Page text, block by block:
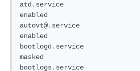
atd.service
enabled
autovt@.service
enabled
bootlogd.service
masked
bootlogs.service